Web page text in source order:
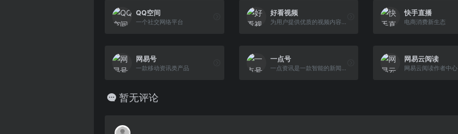
QQ空间
一个社交网络平台
好看视频
为用户提供优质的视频内容与观看体验
快手直播
电商消费新生态
网易号
一款移动资讯类产品
一点号
一点资讯是一款智能的新闻资讯应用
网易云阅读
网易云阅读作者中心
暂无评论